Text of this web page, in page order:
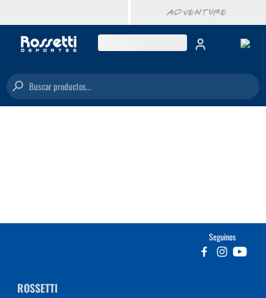
Buscar productos...
Seguinos
ROSSETTI